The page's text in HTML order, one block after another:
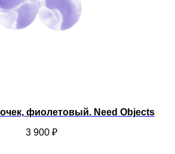
фиолетовый. Need Objects
3 900 ₽